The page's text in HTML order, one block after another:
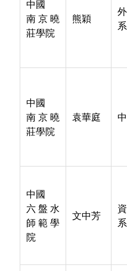
中國
南京曉
莊學院
熊穎
系
中國
南京曉
莊學院
袁華庭
中國
六盤水
師範學
院
文中芳
系